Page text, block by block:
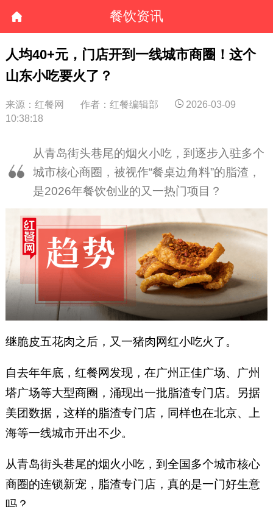
餐饮资讯
人均40+元，门店开到一线城市商圈！这个
山东小吃要火了？
来源：红餐网 作者：红餐编辑部
2026-03-09
10:38:18
从青岛街头巷尾的烟火小吃，到逐步入驻多个
城市核心商圈，被视作“餐桌边角料”的脂渣，
是2026年餐饮创业的又一热门项目？
继脆皮五花肉之后，又一猪肉网红小吃火了。
自去年年底，红餐网发现，在广州正佳广场、广州
塔广场等大型商圈，涌现出一批脂渣专门店。另据
美团数据，这样的脂渣专门店，同样也在北京、上
海等一线城市开出不少。
从青岛街头巷尾的烟火小吃，到全国多个城市核心
商圈的连锁新宠，脂渣专门店，真的是一门好生意
吗？